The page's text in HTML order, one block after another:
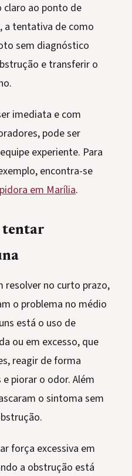
claro ao ponto de
a tentativa de como
sem diagnóstico
e transferir o
imediata e com
pode ser
experiente. Para
encontra-se
em Marília.
tentar
resolver no curto prazo,
o problema no médio
está o uso de
ou em excesso, que
reagir de forma
piorar o odor. Além
o sintoma sem
força excessiva em
a obstrução está